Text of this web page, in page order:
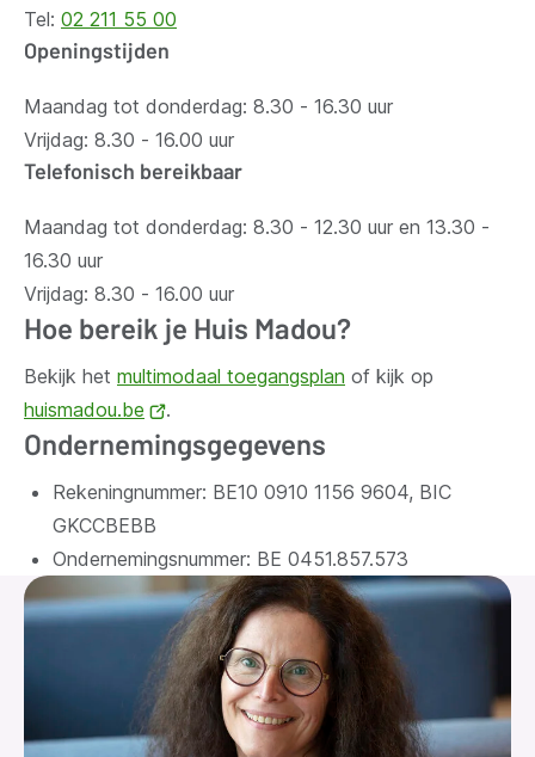
Tel: 02 211 55 00
Openingstijden
Maandag tot donderdag: 8.30 - 16.30 uur
Vrijdag: 8.30 - 16.00 uur
Telefonisch bereikbaar
Maandag tot donderdag: 8.30 - 12.30 uur en 13.30 -
16.30 uur
Vrijdag: 8.30 - 16.00 uur
Hoe bereik je Huis Madou?
Bekijk het multimodaal toegangsplan of kijk op
huismadou.be
(opent
nieuw
.
Ondernemingsgegevens
Rekeningnummer: BE10 0910 1156 9604, BIC
GKCCBEBB
Ondernemingsnummer: BE 0451.857.573